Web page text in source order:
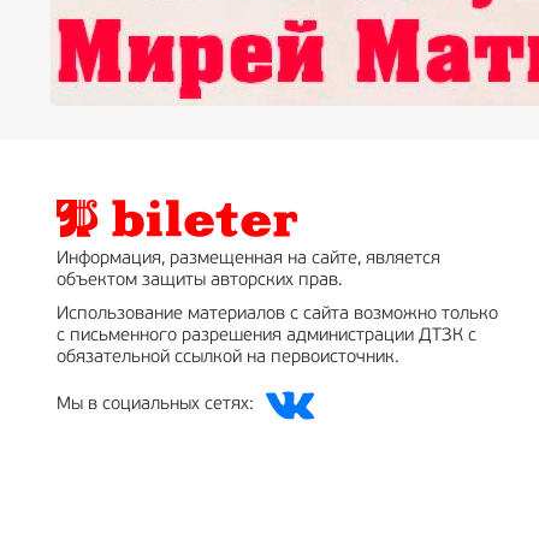
Информация, размещенная на сайте, является
объектом защиты авторских прав.
Использование материалов с сайта возможно только
с письменного разрешения администрации ДТЗК с
обязательной ссылкой на первоисточник.
Мы в социальных сетях: